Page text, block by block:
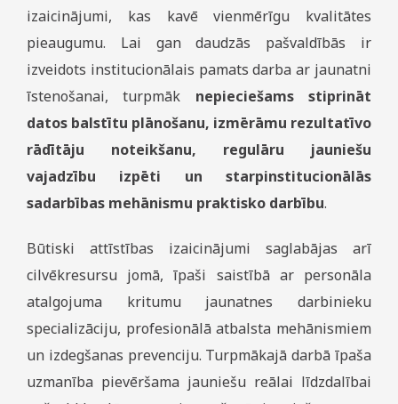
izaicinājumi, kas kavē vienmērīgu kvalitātes
pieaugumu. Lai gan daudzās pašvaldībās ir
izveidots institucionālais pamats darba ar jaunatni
īstenošanai, turpmāk nepieciešams stiprināt
datos balstītu plānošanu, izmērāmu rezultatīvo
rādītāju noteikšanu, regulāru jauniešu
vajadzību izpēti un starpinstitucionālās
sadarbības mehānismu praktisko darbību.
Būtiski attīstības izaicinājumi saglabājas arī
cilvēkresursu jomā, īpaši saistībā ar personāla
atalgojuma kritumu jaunatnes darbinieku
specializāciju, profesionālā atbalsta mehānismiem
un izdegšanas prevenciju. Turpmākajā darbā īpaša
uzmanība pievēršama jauniešu reālai līdzdalībai